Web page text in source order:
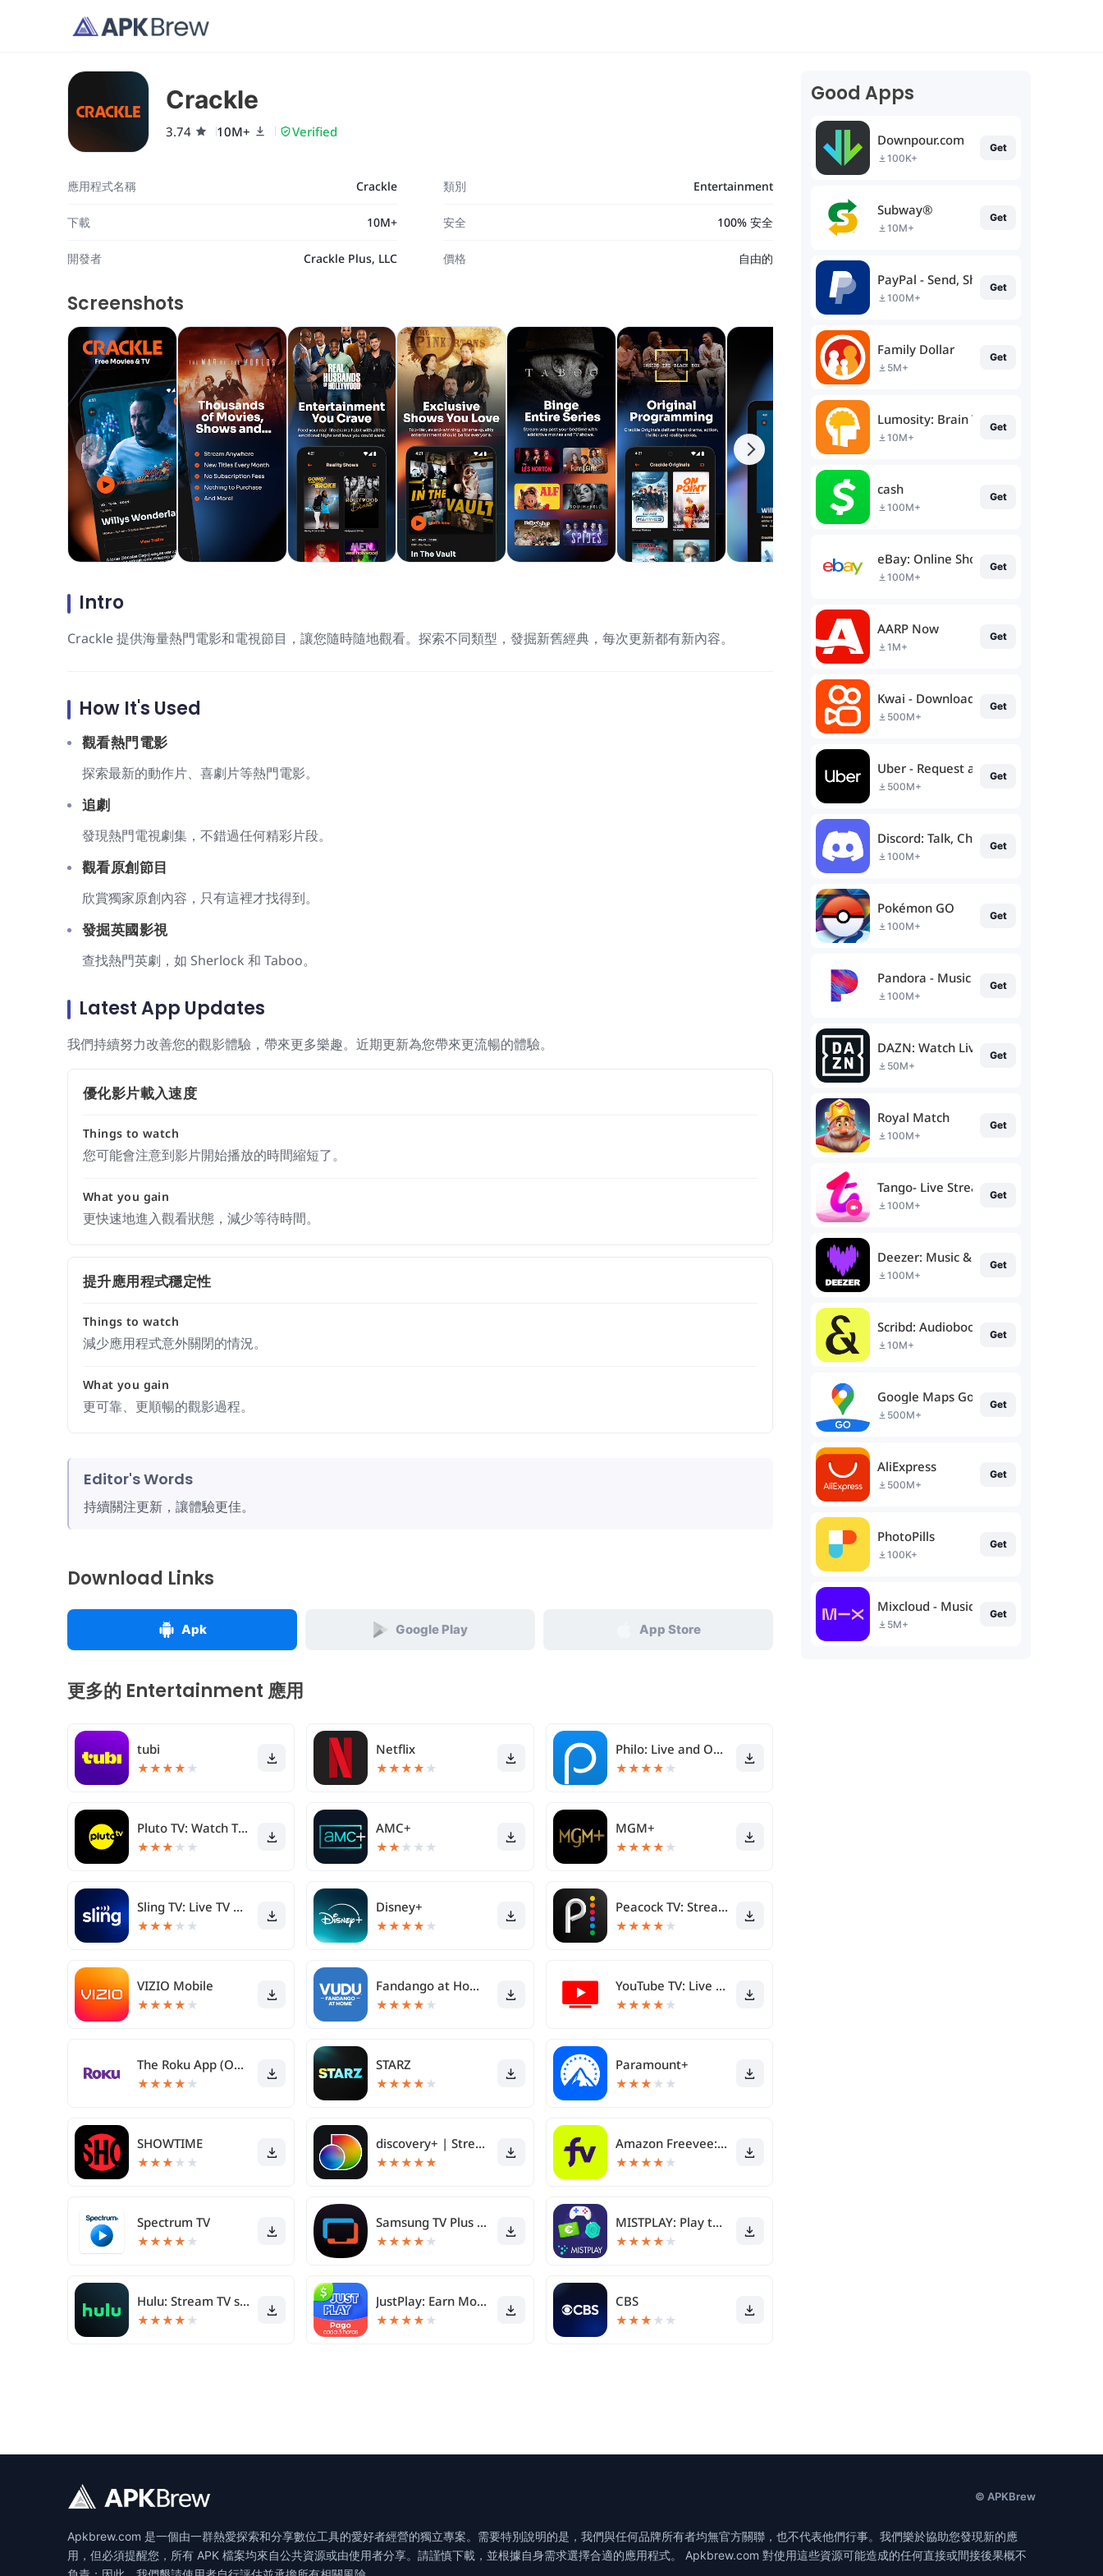
Crackle
3.74 10M+ Verified
應用程式名稱 Crackle 類別 Entertainment
下載 10M+ 安全 100% 安全
開發者 Crackle Plus, LLC 價格 自由的
Screenshots
Intro
Crackle 提供海量熱門電影和電視節目，讓您隨時隨地觀看。探索不同類型，發掘新舊經典，每次更新都有新內容。
How It's Used
觀看熱門電影
探索最新的動作片、喜劇片等熱門電影。
追劇
發現熱門電視劇集，不錯過任何精彩片段。
觀看原創節目
欣賞獨家原創內容，只有這裡才找得到。
發掘英國影視
查找熱門英劇，如 Sherlock 和 Taboo。
Latest App Updates
我們持續努力改善您的觀影體驗，帶來更多樂趣。近期更新為您帶來更流暢的體驗。
優化影片載入速度
Things to watch
您可能會注意到影片開始播放的時間縮短了。
What you gain
更快速地進入觀看狀態，減少等待時間。
提升應用程式穩定性
Things to watch
減少應用程式意外關閉的情況。
What you gain
更可靠、更順暢的觀影過程。
Editor's Words
持續關注更新，讓體驗更佳。
Download Links
Apk Google Play App Store
更多的 Entertainment 應用
tubi
★★★★ ★
Netflix
★★★★ ★
Philo: Live and On-Demand TV
★★★★ ★
Pluto TV: Watch TV & Movies
★★★ ★ ★
AMC+
★★ ★ ★ ★
MGM+
★★★★ ★
Sling TV: Live TV + Freestream
★★★ ★ ★
Disney+
★★★★ ★
Peacock TV: Stream TV & Movies
★★★★ ★
VIZIO Mobile
★★★★ ★
Fandango at Home - Movies & TV
★★★★ ★
YouTube TV: Live TV & more
★★★★ ★
The Roku App (Official)
★★★★ ★
STARZ
★★★★ ★
Paramount+
★★★ ★ ★
SHOWTIME
★★★ ★ ★
discovery+ | Stream TV Shows
★★★★★
Amazon Freevee: Free Movies/TV
★★★★ ★
Spectrum TV
★★★★ ★
Samsung TV Plus - TV & Movies
★★★★ ★
MISTPLAY: Play to Earn Rewards
★★★★ ★
Hulu: Stream TV shows & movies
★★★★ ★
JustPlay: Earn Money or Donate
★★★★ ★
CBS
★★★ ★ ★
Good Apps
Downpour.com
100K+
Get
Subway®
10M+
Get
PayPal - Send, Shop, Manage
100M+
Get
Family Dollar
5M+
Get
Lumosity: Brain Training
10M+
Get
cash
100M+
Get
eBay: Online Shopping Deals
100M+
Get
AARP Now
1M+
Get
Kwai - Download & Share Video
500M+
Get
Uber - Request a ride
500M+
Get
Discord: Talk, Chat & Hang Out
100M+
Get
Pokémon GO
100M+
Get
Pandora - Music & Podcasts
100M+
Get
DAZN: Watch Live Sports
50M+
Get
Royal Match
100M+
Get
Tango- Live Stream, Video Chat
100M+
Get
Deezer: Music & Podcast Player
100M+
Get
Scribd: Audiobooks & Ebooks
10M+
Get
Google Maps Go
500M+
Get
AliExpress
500M+
Get
PhotoPills
100K+
Get
Mixcloud - Music, Mixes & Live
5M+
Get
© APKBrew
Apkbrew.com 是一個由一群熱愛探索和分享數位工具的愛好者經營的獨立專案。需要特別說明的是，我們與任何品牌所有者均無官方關聯，也不代表他們行事。我們樂於協助您發現新的應
用，但必須提醒您，所有 APK 檔案均來自公共資源或由使用者分享。請謹慎下載，並根據自身需求選擇合適的應用程式。 Apkbrew.com 對使用這些資源可能造成的任何直接或間接後果概不